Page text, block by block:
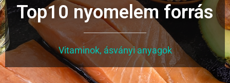
Top10 nyomelem forrás
Vitaminok, ásványi anyagok